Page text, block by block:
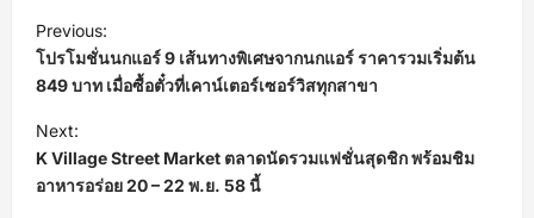
P
o
s
t
n
a
Previous:
โปรโมชั่นนกแอร์ 9 เส้นทางพิเศษจากนกแอร์ ราคารวมเริ่มต้น
849 บาท เมื่อซื้อตั๋วที่เคาน์เตอร์เซอร์วิสทุกสาขา
Next:
K Village Street Market ตลาดนัดรวมแฟชั่นสุดชิก พร้อมชิม
อาหารอร่อย 20 – 22 พ.ย. 58 นี้